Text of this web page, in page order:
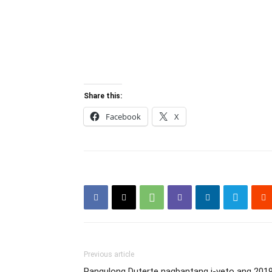
Share this:
Facebook X
Previous article